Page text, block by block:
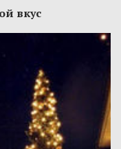
вкус